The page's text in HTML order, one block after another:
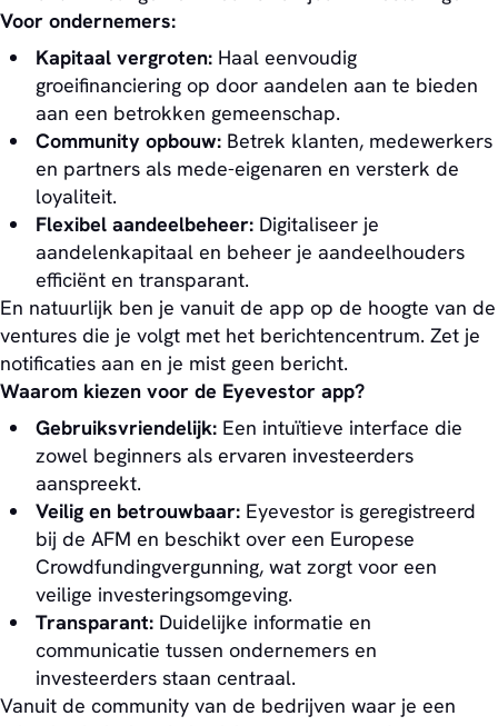
Voor ondernemers:
Kapitaal vergroten: Haal eenvoudig
groeifinanciering op door aandelen aan te bieden
aan een betrokken gemeenschap.
Community opbouw: Betrek klanten, medewerkers
en partners als mede-eigenaren en versterk de
loyaliteit.
Flexibel aandeelbeheer: Digitaliseer je
aandelenkapitaal en beheer je aandeelhouders
efficiënt en transparant.
En natuurlijk ben je vanuit de app op de hoogte van de
ventures die je volgt met het berichtencentrum. Zet je
notificaties aan en je mist geen bericht.
Waarom kiezen voor de Eyevestor app?
Gebruiksvriendelijk: Een intuïtieve interface die
zowel beginners als ervaren investeerders
aanspreekt.
Veilig en betrouwbaar: Eyevestor is geregistreerd
bij de AFM en beschikt over een Europese
Crowdfundingvergunning, wat zorgt voor een
veilige investeringsomgeving.
Transparant: Duidelijke informatie en
communicatie tussen ondernemers en
investeerders staan centraal.
Vanuit de community van de bedrijven waar je een